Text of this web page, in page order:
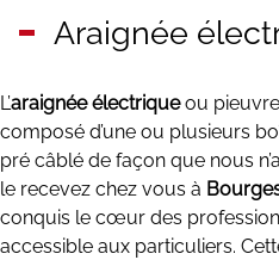
Araignée
L’araignée électriqueou pieuvre
composé d’une ou plusieurs
pré câblé de façon que nous
le recevez chez vous à
conquis le cœur des
accessible aux particuliers.